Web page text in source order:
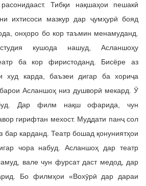
Тибқи нақшаҳои пешакӣ
ихтисоси мазкур дар ҷумҳурӣ бояд
онҳоро бо кор таъмин менамуданд.
кушода нашуд, Асланшоҳу
ба кор фиристоданд. Бисёре аз
худ карда, баъзеи дигар ба хориҷа
Асланшоҳ низ душворӣ мекард. Ӯ
Дар филм нақш офарида, чун
гирифтан мехост. Муддати панҷ сол
бар карданд. Театр бошад қонуниятҳои
чора набуд. Асланшоҳ дар театр
вале чун фурсат даст медод, дар
Бо филмҳои «Вохӯрӣ дар дараи